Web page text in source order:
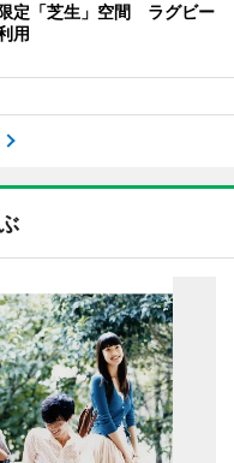
定「芝生」空間 ラグビー
用